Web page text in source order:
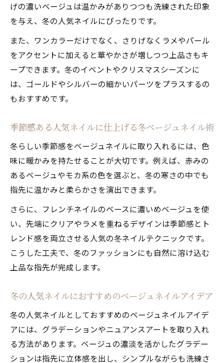
げの濃いベージュは温かみがありつつも洗練された印象
を与え、冬の人気ネイルにぴったりです。
また、ワンカラーだけでなく、さりげなくラメやパール
をアクセントに加えると華やかさが増しつつ上品さもキ
ープできます。冬のイベントやクリスマスシーズンに
は、ゴールドやシルバーの細かいパーツをプラスするの
もおすすめです。
季節感ある人気ネイルに仕上げる冬ベージュネイル術
冬らしい季節感をベージュネイルに取り入れるには、色
味に暖かみを持たせることが大切です。例えば、赤みの
あるベージュやモカ系の色を選ぶと、冬の寒さの中でも
指先に温かみと柔らかさを演出できます。
さらに、フレンチネイルのベースに濃いめベージュを使
い、先端にクリアやラメを重ねるデザインは季節感とト
レンド感を両立させる人気の冬ネイルテクニックです。
こうした工夫で、冬のファッションにも自然に溶け込む
上品な指先が完成します。
冬の人気ネイルにおすすめのベージュネイルアイデア
冬の人気ネイルとしておすすめのベージュネイルアイデ
アには、グラデーションやニュアンスアートを取り入れ
る方法があります。ベージュの濃淡を活かしたグラデー
ションは指先に立体感を出し、シンプルながらも洗練さ